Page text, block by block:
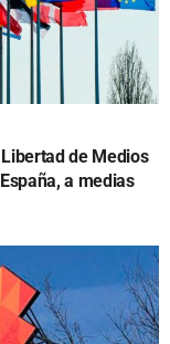
de Medios
a medias